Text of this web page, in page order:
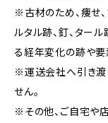
※古材のため、痩せ、
ルタル跡、釘、ター
る経年変化の跡や要
※運送会社へ引き渡
せん。
※その他、ご自宅や